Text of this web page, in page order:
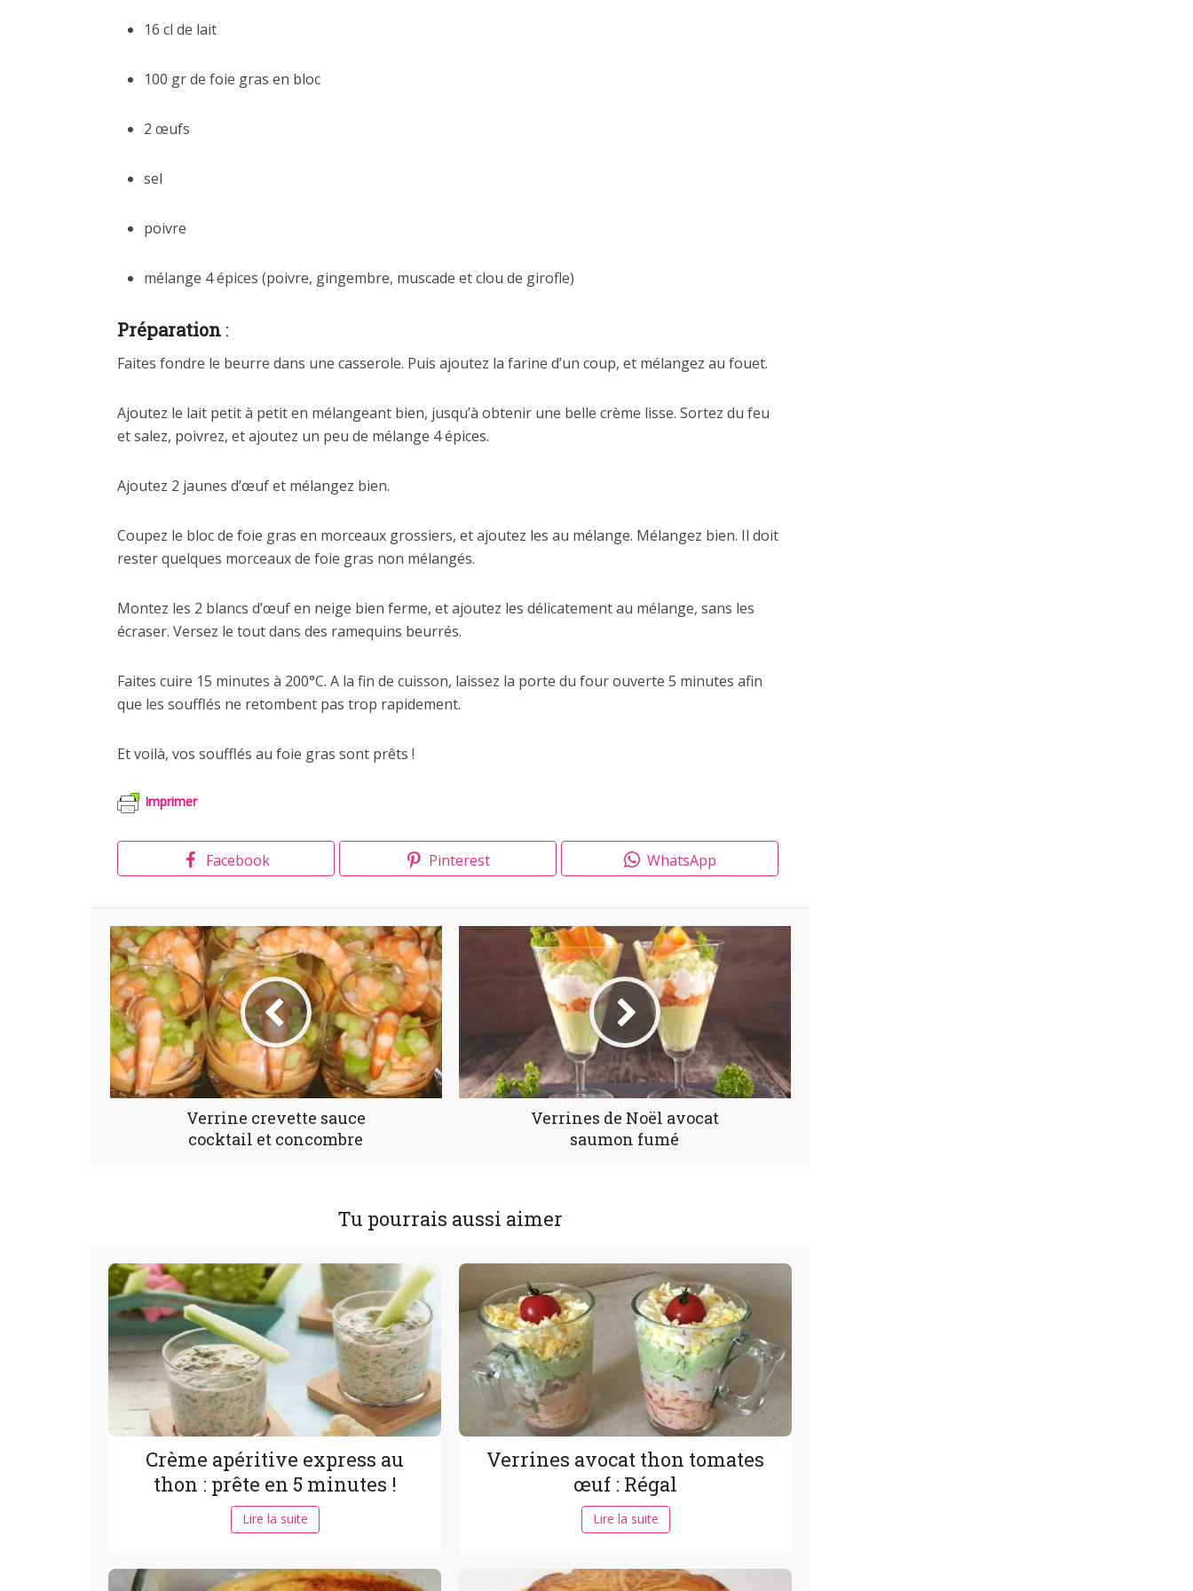
16 cl de lait
100 gr de foie gras en bloc
2 œufs
sel
poivre
mélange 4 épices (poivre, gingembre, muscade et clou de girofle)
Préparation :
Faites fondre le beurre dans une casserole. Puis ajoutez la farine d’un coup, et mélangez au fouet.
Ajoutez le lait petit à petit en mélangeant bien, jusqu’à obtenir une belle crème lisse. Sortez du feu
et salez, poivrez, et ajoutez un peu de mélange 4 épices.
Ajoutez 2 jaunes d’œuf et mélangez bien.
Coupez le bloc de foie gras en morceaux grossiers, et ajoutez les au mélange. Mélangez bien. Il doit
rester quelques morceaux de foie gras non mélangés.
Montez les 2 blancs d’œuf en neige bien ferme, et ajoutez les délicatement au mélange, sans les
écraser. Versez le tout dans des ramequins beurrés.
Faites cuire 15 minutes à 200°C. A la fin de cuisson, laissez la porte du four ouverte 5 minutes afin
que les soufflés ne retombent pas trop rapidement.
Et voilà, vos soufflés au foie gras sont prêts !
Imprimer
Facebook Pinterest WhatsApp
Verrine crevette sauce
cocktail et concombre
Verrines de Noël avocat
saumon fumé
Tu pourrais aussi aimer
Crème apéritive express au
thon : prête en 5 minutes !
Lire la suite
Verrines avocat thon tomates
œuf : Régal
Lire la suite